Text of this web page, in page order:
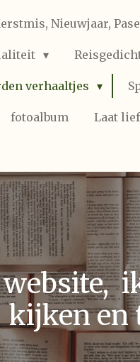
Nieuwjaar,
verhaaltjes
fotoalbum Laat
kijken en